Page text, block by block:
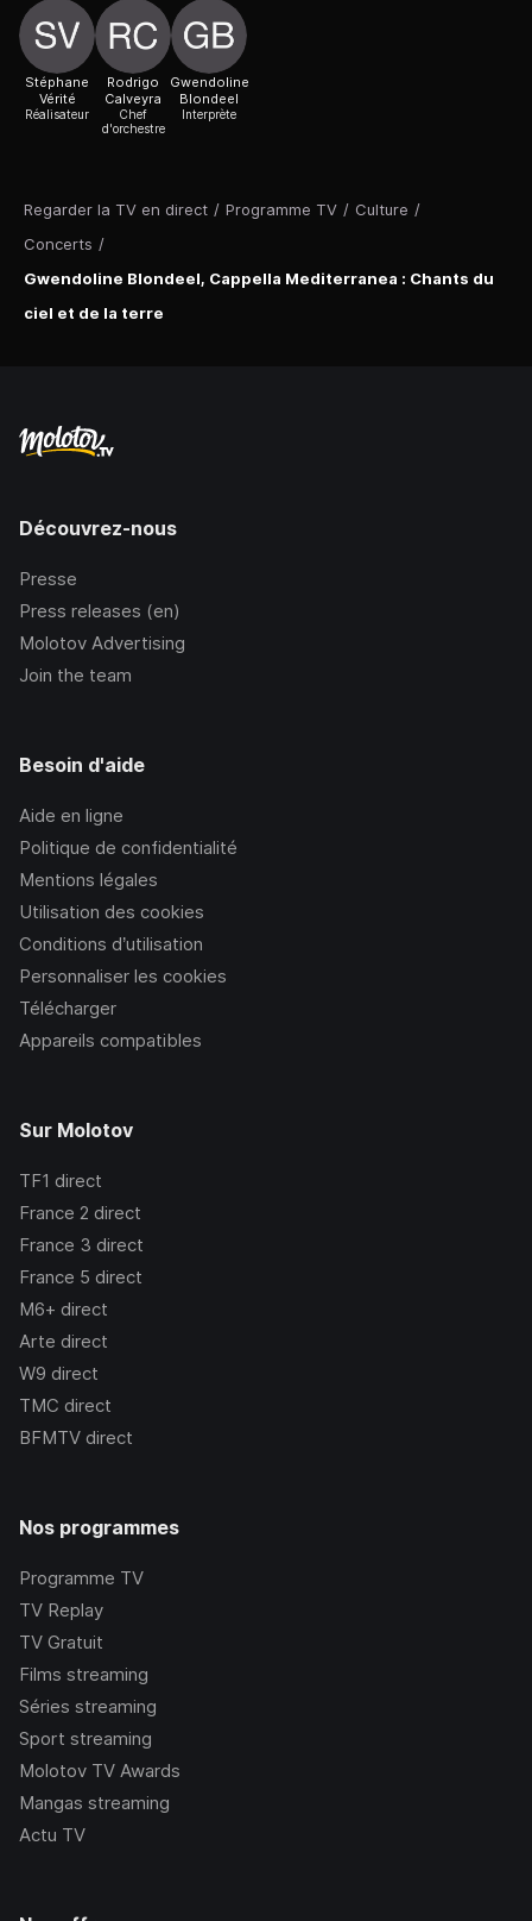
Regarder la TV en direct / Programme TV / Culture /
Concerts /
Gwendoline Blondeel, Cappella Mediterranea : Chants du
ciel et de la terre
Stéphane
Vérité
Réalisateur
Rodrigo
Calveyra
Chef
d'orchestre
Gwendoline
Blondeel
Interprète
Découvrez-nous
Presse
Press releases (en)
Molotov Advertising
Join the team
Besoin d'aide
Aide en ligne
Politique de confidentialité
Mentions légales
Utilisation des cookies
Conditions d’utilisation
Personnaliser les cookies
Télécharger
Appareils compatibles
Sur Molotov
TF1 direct
France 2 direct
France 3 direct
France 5 direct
M6+ direct
Arte direct
W9 direct
TMC direct
BFMTV direct
Nos programmes
Programme TV
TV Replay
TV Gratuit
Films streaming
Séries streaming
Sport streaming
Molotov TV Awards
Mangas streaming
Actu TV